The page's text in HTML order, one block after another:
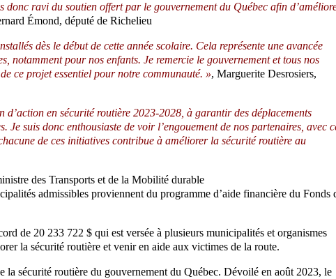
donc ravi du soutien offert par le gouvernement du Québec afin
Émond, député de Richelieu
dès le début de cette année scolaire. Cela représente une avancée
notamment pour nos enfants. Je remercie le gouvernement et tous nos
ce projet essentiel pour notre communauté. », Marguerite Desrosiers,
d’action en sécurité routière 2023-2028, à garantir des déplacements
Je suis donc enthousiaste de voir l’engouement de nos partenaires, avec
de ces initiatives contribue à améliorer la sécurité routière au
des Transports et de la Mobilité durable
admissibles proviennent du programme d’aide financière du Fonds
de 20 233 722 $ qui est versée à plusieurs municipalités et organismes
la sécurité routière et venir en aide aux victimes de la route.
la sécurité routière du gouvernement du Québec. Dévoilé en août 2023, le